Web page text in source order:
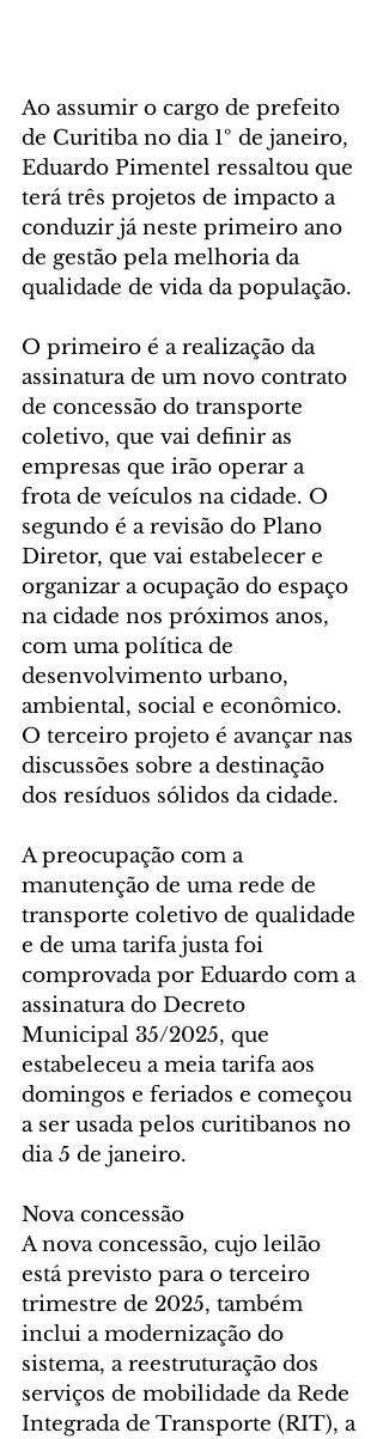
Ao assumir o cargo de prefeito
de Curitiba no dia 1º de janeiro,
Eduardo Pimentel ressaltou que
terá três projetos de impacto a
conduzir já neste primeiro ano
de gestão pela melhoria da
qualidade de vida da população.
O primeiro é a realização da
assinatura de um novo contrato
de concessão do transporte
coletivo, que vai definir as
empresas que irão operar a
frota de veículos na cidade. O
segundo é a revisão do Plano
Diretor, que vai estabelecer e
organizar a ocupação do espaço
na cidade nos próximos anos,
com uma política de
desenvolvimento urbano,
ambiental, social e econômico.
O terceiro projeto é avançar nas
discussões sobre a destinação
dos resíduos sólidos da cidade.
A preocupação com a
manutenção de uma rede de
transporte coletivo de qualidade
e de uma tarifa justa foi
comprovada por Eduardo com a
assinatura do Decreto
Municipal 35/2025, que
estabeleceu a meia tarifa aos
domingos e feriados e começou
a ser usada pelos curitibanos no
dia 5 de janeiro.
Nova concessão
A nova concessão, cujo leilão
está previsto para o terceiro
trimestre de 2025, também
inclui a modernização do
sistema, a reestruturação dos
serviços de mobilidade da Rede
Integrada de Transporte (RIT), a